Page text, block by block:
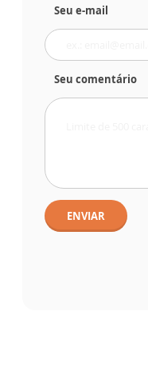
Seu e-mail
Seu comentário
ENVIAR